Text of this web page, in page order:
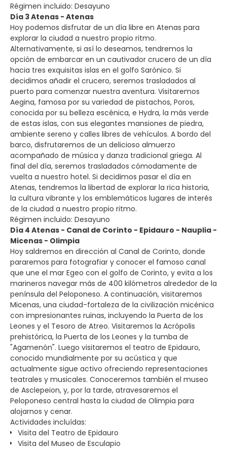
Régimen incluido: Desayuno
Día 3 Atenas - Atenas
Hoy podemos disfrutar de un día libre en Atenas para
explorar la ciudad a nuestro propio ritmo.
Alternativamente, si así lo deseamos, tendremos la
opción de embarcar en un cautivador crucero de un día
hacia tres exquisitas islas en el golfo Sarónico. Si
decidimos añadir el crucero, seremos trasladados al
puerto para comenzar nuestra aventura. Visitaremos
Aegina, famosa por su variedad de pistachos, Poros,
conocida por su belleza escénica, e Hydra, la más verde
de estas islas, con sus elegantes mansiones de piedra,
ambiente sereno y calles libres de vehículos. A bordo del
barco, disfrutaremos de un delicioso almuerzo
acompañado de música y danza tradicional griega. Al
final del día, seremos trasladados cómodamente de
vuelta a nuestro hotel. Si decidimos pasar el día en
Atenas, tendremos la libertad de explorar la rica historia,
la cultura vibrante y los emblemáticos lugares de interés
de la ciudad a nuestro propio ritmo.
Régimen incluido: Desayuno
Día 4 Atenas - Canal de Corinto - Epidauro - Nauplia -
Micenas - Olimpia
Hoy saldremos en dirección al Canal de Corinto, donde
pararemos para fotografiar y conocer el famoso canal
que une el mar Egeo con el golfo de Corinto, y evita a los
marineros navegar más de 400 kilómetros alrededor de la
península del Peloponeso. A continuación, visitaremos
Micenas, una ciudad-fortaleza de la civilización micénica
con impresionantes ruinas, incluyendo la Puerta de los
Leones y el Tesoro de Atreo. Visitaremos la Acrópolis
prehistórica, la Puerta de los Leones y la tumba de
"Agamenón". Luego visitaremos el teatro de Epidauro,
conocido mundialmente por su acústica y que
actualmente sigue activo ofreciendo representaciones
teatrales y musicales. Conoceremos también el museo
de Asclepeion, y, por la tarde, atravesaremos el
Peloponeso central hasta la ciudad de Olimpia para
alojarnos y cenar.
Actividades incluídas:
Visita del Teatro de Epidauro
Visita del Museo de Esculapio